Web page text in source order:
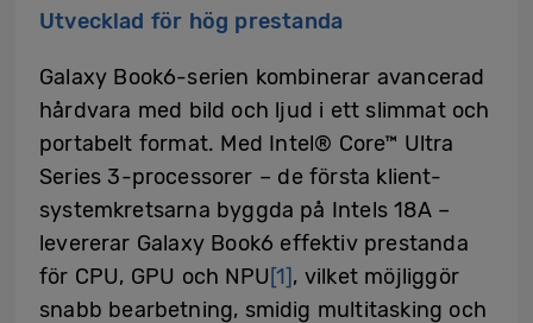
Utvecklad för hög prestanda
Galaxy Book6-serien kombinerar avancerad
hårdvara med bild och ljud i ett slimmat och
portabelt format. Med Intel® Core™ Ultra
Series 3-processorer – de första klient-
systemkretsarna byggda på Intels 18A –
levererar Galaxy Book6 effektiv prestanda
för CPU, GPU och NPU[1], vilket möjliggör
snabb bearbetning, smidig multitasking och